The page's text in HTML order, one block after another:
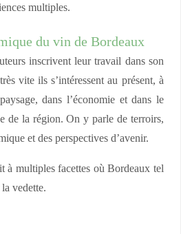
multiples.
du vin de Bordeaux
inscrivent leur travail dans son
vite ils s’intéressent au présent, à
dans l’économie et dans le
de la région. On y parle de terroirs,
et des perspectives d’avenir.
à multiples facettes où Bordeaux tel
vedette.